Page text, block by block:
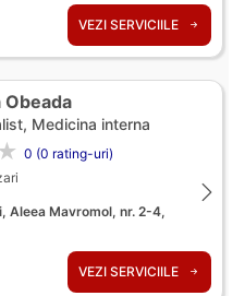
VEZI SERVICIILE
Obeada
Medicina interna
0 (0 rating-uri)
Aleea Mavromol, nr. 2-4,
VEZI SERVICIILE